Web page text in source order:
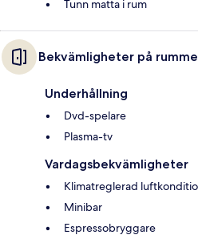
Tunn matta i rum
Bekvämligheter på
Underhållning
Dvd-spelare
Plasma-tv
Vardagsbekvämligheter
Klimatreglerad
Minibar
Espressobryggare